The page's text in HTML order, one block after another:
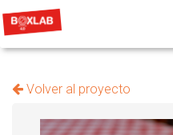
Volver al proyecto